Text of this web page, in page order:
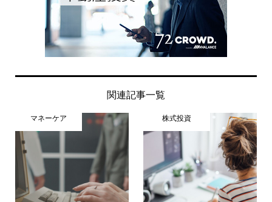
関連記事一覧
マネーケア 株式投資